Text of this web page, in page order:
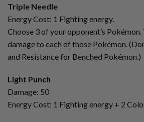
Triple Needle
Energy Cost: 1 Fighting energy.
Choose 3 of your opponent’s
damage to each of those Pokémon.
and Resistance for Benched Pokémon.)
Light Punch
Damage: 50
Energy Cost: 1 Fighting energy + 2